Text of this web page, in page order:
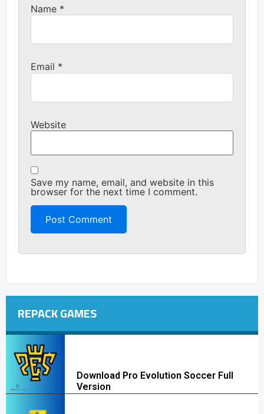
Name *
Email *
Website
Save my name, email, and website in this
browser for the next time I comment.
REPACK GAMES
Download Pro Evolution Soccer Full
Version